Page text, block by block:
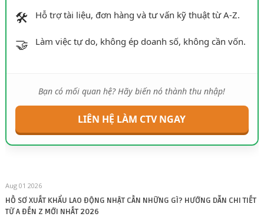
🛠️ Hỗ trợ tài liệu, đơn hàng và tư vấn kỹ thuật từ A-Z.
🤝 Làm việc tự do, không ép doanh số, không cần vốn.
Bạn có mối quan hệ? Hãy biến nó thành thu nhập!
LIÊN HỆ LÀM CTV NGAY
Aug 01 2026
HỒ SƠ XUẤT KHẨU LAO ĐỘNG NHẬT CẦN NHỮNG GÌ? HƯỚNG DẪN CHI TIẾT
TỪ A ĐẾN Z MỚI NHẤT 2026